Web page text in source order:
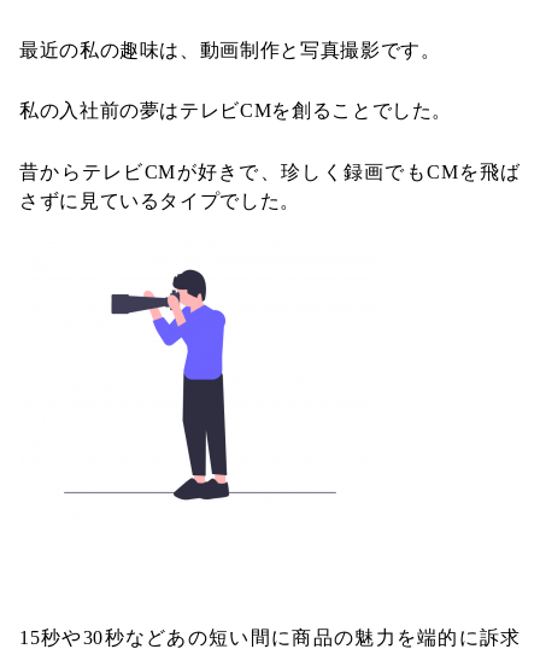
最近の私の趣味は、動画制作と写真撮影です。
私の入社前の夢はテレビCMを創ることでした。
昔からテレビCMが好きで、珍しく録画でもCMを飛ば
さずに見ているタイプでした。
15秒や30秒などあの短い間に商品の魅力を端的に訴求